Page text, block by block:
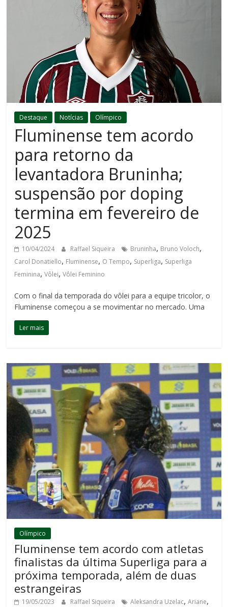
Destaque Notícias Olímpico
Fluminense tem acordo
para retorno da
levantadora Bruninha;
suspensão por doping
termina em fevereiro de
2025
10/04/2024 Raffael Siqueira Bruninha, Bruno Voloch,
Carol Donatiello, Fluminense, O Tempo, Superliga, Superliga
Feminina,Vôlei,Vôlei Feminino
Com o final da temporada do vôlei para a equipe tricolor, o
Fluminense começou a se movimentar no mercado. Uma
Ler mais
Olímpico
Fluminense tem acordo com atletas
finalistas da última Superliga para a
próxima temporada, além de duas
estrangeiras
19/05/2023 Raffael Siqueira Aleksandra Uzelac,Ariane,